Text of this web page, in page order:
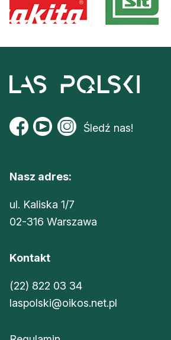
Śledź nas!
Nasz adres:
ul. Kaliska 1/7
02-316 Warszawa
Kontakt
(22) 822 03 34
laspolski@oikos.net.pl